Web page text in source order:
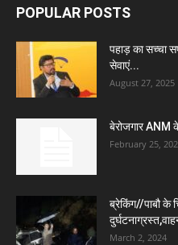
POPULAR POSTS
पहाड़ का सच्चा
सेवाएं...
August 27, 2025
बेरोजगार ANM
February 25,
ब्रेकिंग//पाबौ के
March 2, 2024